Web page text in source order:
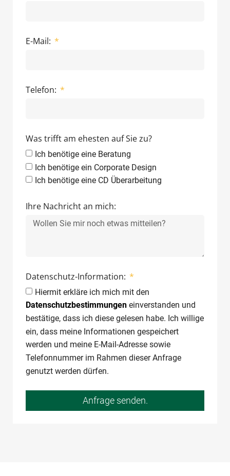
E-Mail:
Telefon:
Was trifft am ehesten auf Sie zu?
Ich benötige eine Beratung
Ich benötige ein Corporate Design
Ich benötige eine CD Überarbeitung
Ihre Nachricht an mich:
Datenschutz-Information:
Hiermit erkläre ich mich mit den
Datenschutzbestimmungen einverstanden und
bestätige, dass ich diese gelesen habe. Ich willige
ein, dass meine Informationen gespeichert
werden und meine E-Mail-Adresse sowie
Telefonnummer im Rahmen dieser Anfrage
genutzt werden dürfen.
Anfrage senden.